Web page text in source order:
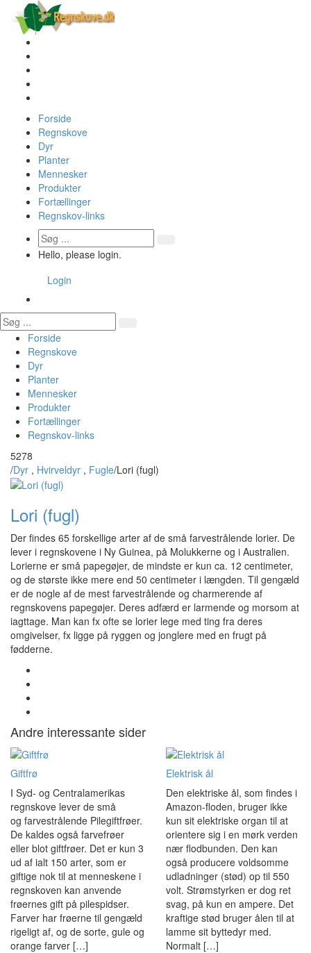
Forside
Regnskove
Dyr
Planter
Mennesker
Produkter
Fortællinger
Regnskov-links
Hello, please login.
Login
Forside
Regnskove
Dyr
Planter
Mennesker
Produkter
Fortællinger
Regnskov-links
5278
/Dyr , Hvirveldyr , Fugle/Lori (fugl)
Lori (fugl)
Der findes 65 forskellige arter af de små farvestrålende lorier. De
lever i regnskovene i Ny Guinea, på Molukkerne og i Australien.
Lorierne er små papegøjer, de mindste er kun ca. 12 centimeter,
og de største ikke mere end 50 centimeter i længden. Til gengæld
er de nogle af de mest farvestrålende og charmerende af
regnskovens papegøjer. Deres adfærd er larmende og morsom at
iagttage. Man kan fx ofte se lorier lege med ting fra deres
omgivelser, fx ligge på ryggen og jonglere med en frugt på
fødderne.
Andre interessante sider
Giftfrø
I Syd- og Centralamerikas
regnskove lever de små
og farvestrålende Pilegiftfrøer.
De kaldes også farvefrøer
eller blot giftfrøer. Det er kun 3
ud af ialt 150 arter, som er
giftige nok til at menneskene i
regnskoven kan anvende
frøernes gift på pilespidser.
Farver har frøerne til gengæld
rigeligt af, og de sorte, gule og
orange farver […]
Elektrisk ål
Den elektriske ål, som findes i
Amazon-floden, bruger ikke
kun sit elektriske organ til at
orientere sig i en mørk verden
nær flodbunden. Den kan
også producere voldsomme
udladninger (stød) op til 550
volt. Strømstyrken er dog ret
svag, på kun en ampere. Det
kraftige stød bruger ålen til at
lamme sit byttedyr med.
Normalt […]